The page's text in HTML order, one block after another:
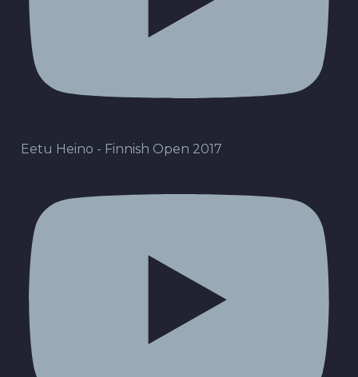
Eetu Heino - Finnish Open 2017